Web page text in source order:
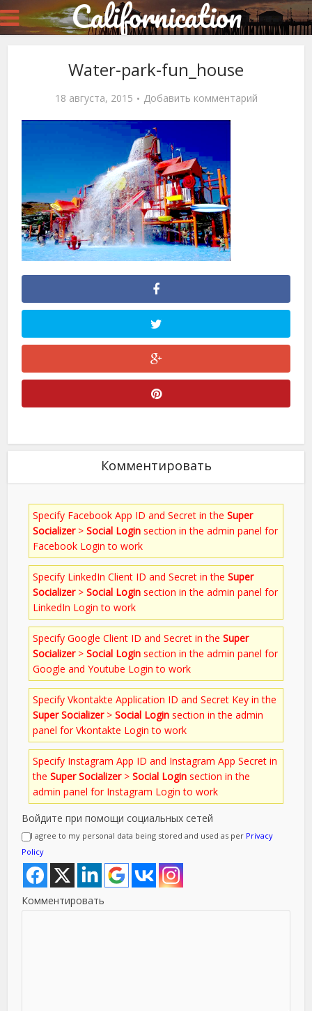
Californication
Water-park-fun_house
18 августа, 2015 Добавить комментарий
Комментировать
Specify Facebook App ID and Secret in theSuper
Socializer>Social Login section in the admin panel for
Facebook Login to work
Specify LinkedIn Client ID and Secret in theSuper
Socializer>Social Login section in the admin panel for
LinkedIn Login to work
Specify Google Client ID and Secret in theSuper
Socializer>Social Login section in the admin panel for
Google and Youtube Login to work
Specify Vkontakte Application ID and Secret Key in the
Super Socializer>Social Login section in the admin
panel for Vkontakte Login to work
Specify Instagram App ID and Instagram App Secret in
theSuper Socializer>Social Login section in the
admin panel for Instagram Login to work
Войдите при помощи социальных сетей
I agree to my personal data being stored and used as per Privacy
Policy
Комментировать